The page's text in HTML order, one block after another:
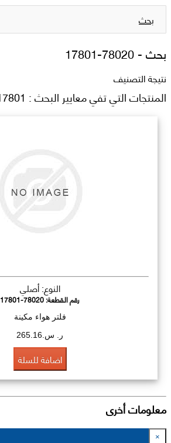
بحث
بحث -17801-78020
نتيجة التصنيف
المنتجات التي تفي معايير البحث : 17801 78020
النوع: أصلي
رقم القطعة:17801-78020
فلتر هواء مكينة
ر. س.265.16
اضافة للسلة
معلومات أخرى
×